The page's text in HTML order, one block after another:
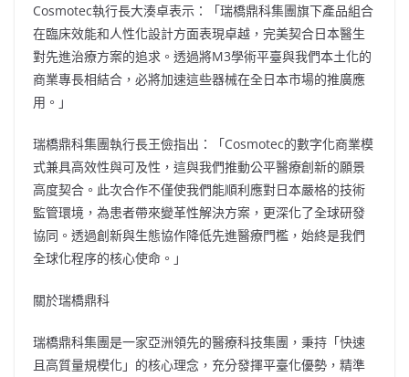
Cosmotec執行長大湊卓表示：「瑞橋鼎科集團旗下產品組合
在臨床效能和人性化設計方面表現卓越，完美契合日本醫生
對先進治療方案的追求。透過將M3學術平臺與我們本土化的
商業專長相結合，必將加速這些器械在全日本市場的推廣應
用。」
瑞橋鼎科集團執行長王儉指出：「Cosmotec的數字化商業模
式兼具高效性與可及性，這與我們推動公平醫療創新的願景
高度契合。此次合作不僅使我們能順利應對日本嚴格的技術
監管環境，為患者帶來變革性解決方案，更深化了全球研發
協同。透過創新與生態協作降低先進醫療門檻，始終是我們
全球化程序的核心使命。」
關於瑞橋鼎科
瑞橋鼎科集團是一家亞洲領先的醫療科技集團，秉持「快速
且高質量規模化」的核心理念，充分發揮平臺化優勢，精準